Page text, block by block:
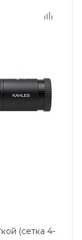
(сетка 4-